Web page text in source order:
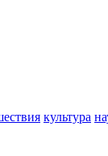
культура